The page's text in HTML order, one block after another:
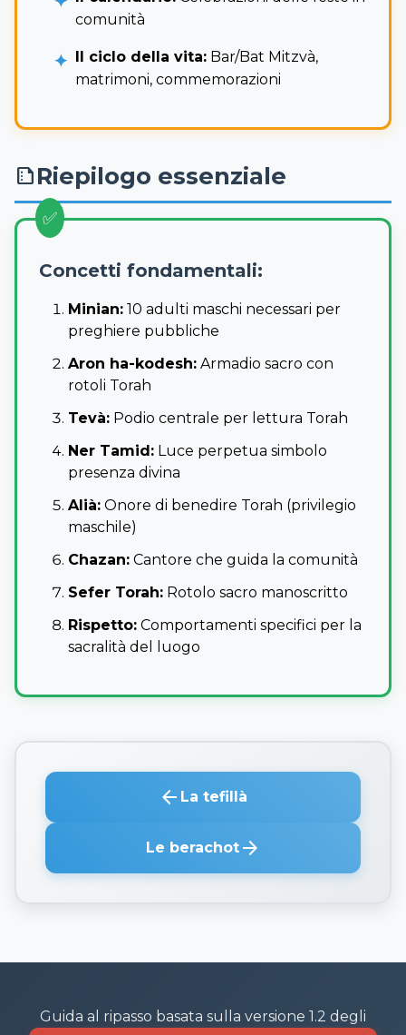
comunità
Il ciclo della vita: Bar/Bat Mitzvà,
matrimoni, commemorazioni
summarizeRiepilogo essenziale
Concetti fondamentali:
Minian: 10 adulti maschi necessari per
preghiere pubbliche
Aron ha-kodesh: Armadio sacro con
rotoli Torah
Tevà: Podio centrale per lettura Torah
Ner Tamid: Luce perpetua simbolo
presenza divina
Alià: Onore di benedire Torah (privilegio
maschile)
Chazan: Cantore che guida la comunità
Sefer Torah: Rotolo sacro manoscritto
Rispetto: Comportamenti specifici per la
sacralità del luogo
arrow_back La tefillà
Le berachotarrow_forward
Guida al ripasso basata sulla versione 1.2 degli